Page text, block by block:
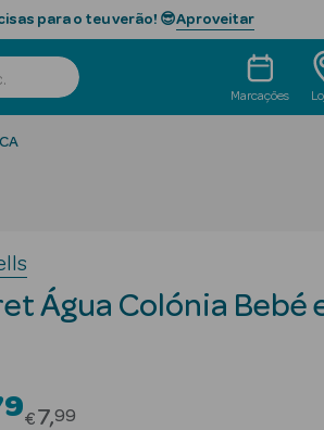
para o teu verão! 😎Aproveitar
Marcações
Água Colónia Bebé
Price reduced from
€7 99